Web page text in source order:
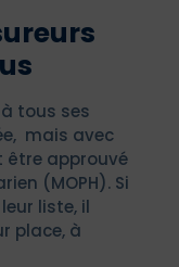
tous ses
mais avec
être approuvé
(MOPH). Si
liste, il
place, à